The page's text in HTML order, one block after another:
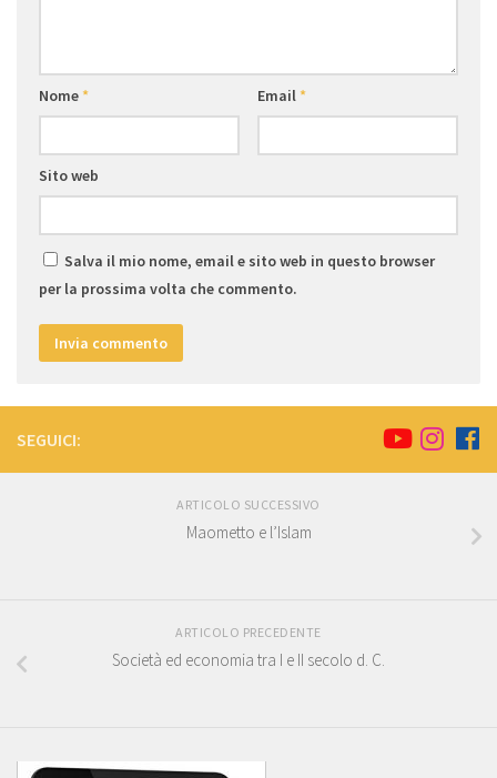
Nome* Email*
Sito web
Salva il mio nome, email e sito web in questo browser
per la prossima volta che commento.
SEGUICI:
ARTICOLO SUCCESSIVO
Maometto e l’Islam
ARTICOLO PRECEDENTE
Società ed economia tra I e II secolo d. C.